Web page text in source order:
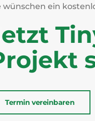
wünschen ein
Termin vereinbaren